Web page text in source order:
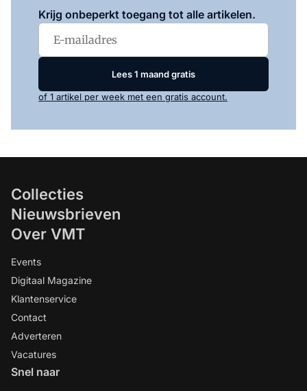
Krijg onbeperkt toegang tot alle artikelen.
Lees 1 maand gratis
of 1 artikel per week met een gratis account.
Collecties
Nieuwsbrieven
Over VMT
Events
Digitaal Magazine
Klantenservice
Contact
Adverteren
Vacatures
Snel naar